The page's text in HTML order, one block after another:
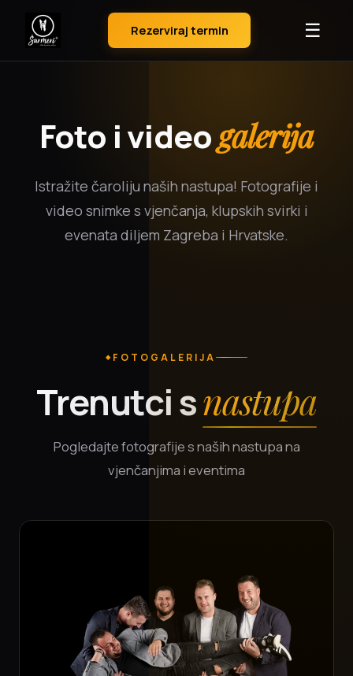
Rezerviraj termin ☰
Foto i videogalerija
Istražite čaroliju naših nastupa! Fotografije i
video snimke s vjenčanja, klupskih svirki i
evenata diljem Zagreba i Hrvatske.
FOTOGALERIJA
Trenutci snastupa
Pogledajte fotografije s naših nastupa na
vjenčanjima i eventima